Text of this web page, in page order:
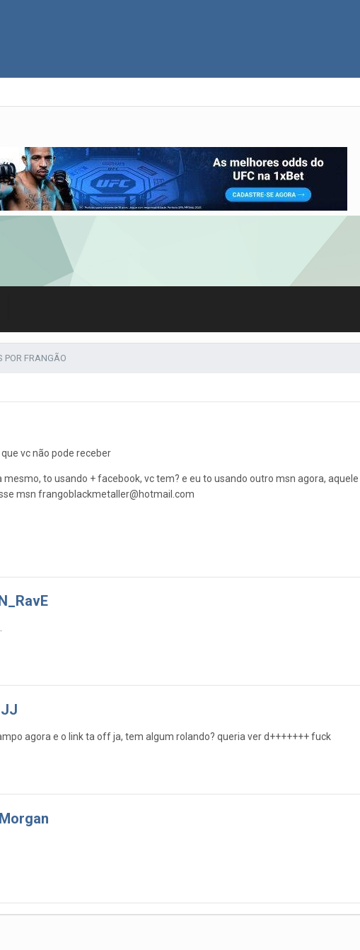
POR FRANGÃO
vc não pode receber
mesmo, to usando + facebook, vc tem? e eu to usando outro msn agora,
msn frangoblackmetaller@hotmail.com
agora e o link ta off ja, tem algum rolando? queria ver d+++++++ fuck